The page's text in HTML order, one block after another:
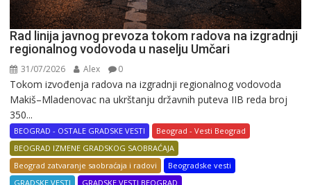
Rad linija javnog prevoza tokom radova na izgradnji
regionalnog vodovoda u naselju Umčari
31/07/2026 Alex 0
Tokom izvođenja radova na izgradnji regionalnog vodovoda
Makiš–Mladenovac na ukrštanju državnih puteva IIB reda broj
350...
BEOGRAD - OSTALE GRADSKE VESTI
Beograd - Vesti Beograd
BEOGRAD IZMENE GRADSKOG SAOBRAĆAJA
Beograd zatvaranje saobraćaja i radovi
Beogradske vesti
GRADSKE VESTI
GRADSKE VESTI BEOGRAD